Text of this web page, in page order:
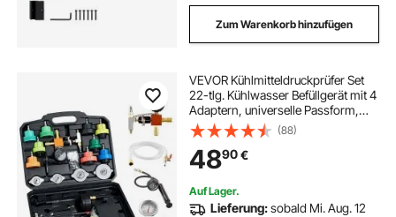
Zum Warenkorb hinzufügen
VEVOR Kühlmitteldruckprüfer Set
22-tlg. Kühlwasser Befüllgerät mit 4
Adaptern, universelle Passform,
Druckprüfer-Set für Kfz-
Kühlsysteme, mit Druckpumpe und
Füller aus Aluminiumlegierung
(88)
4890€
Auf Lager.
Lieferung:sobald Mi. Aug. 12